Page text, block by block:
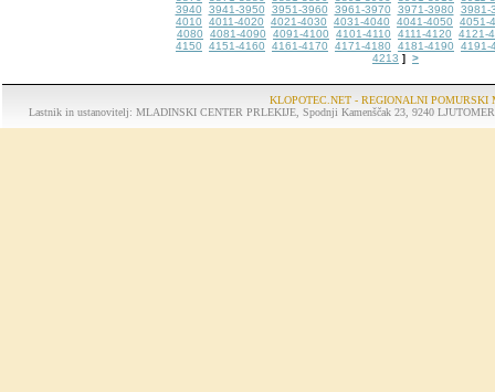
3940
3941-3950 3951-3960 3961-3970 3971-3980
3981-
4010
4011-4020 4021-4030 4031-4040 4041-4050
4051-
4080
4081-4090 4091-4100 4101-4110 4111-4120
4121-
4150
4151-4160 4161-4170 4171-4180 4181-4190
4191-
4213 ] >
KLOPOTEC.NET - REGIONALNI POMURSKI
Lastnik in ustanovitelj: MLADINSKI CENTER PRLEKIJE, Spodnji Kamenščak 23, 9240